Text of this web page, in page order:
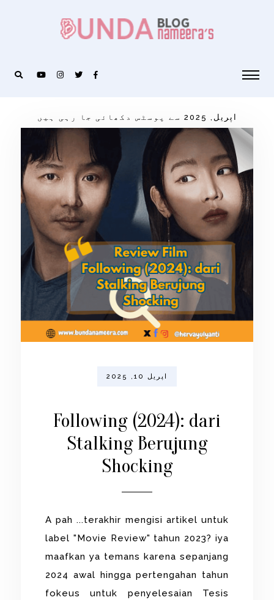
اپریل, 2025 سے پوسٹس دکھائی جا رہی ہیں
اپریل 10, 2025
Following (2024): dari
Stalking Berujung
Shocking
A pah ...terakhir mengisi artikel untuk
label "Movie Review" tahun 2023? iya
maafkan ya temans karena sepanjang
2024 awal hingga pertengahan tahun
fokeus untuk penyelesaian Tesis